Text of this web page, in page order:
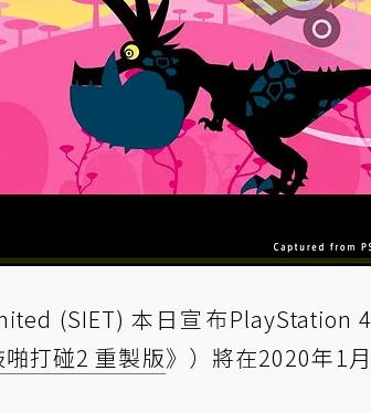
(SIET) 本日宣布PlayStation
打碰2 重製版》）將在2020年1